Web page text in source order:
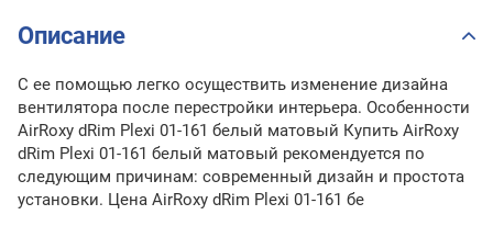
Описание
С ее помощью легко осуществить изменение дизайна
вентилятора после перестройки интерьера. Особенности
AirRoxy dRim Plexi 01-161 белый матовый Купить AirRoxy
dRim Plexi 01-161 белый матовый рекомендуется по
следующим причинам: современный дизайн и простота
установки. Цена AirRoxy dRim Plexi 01-161 бе